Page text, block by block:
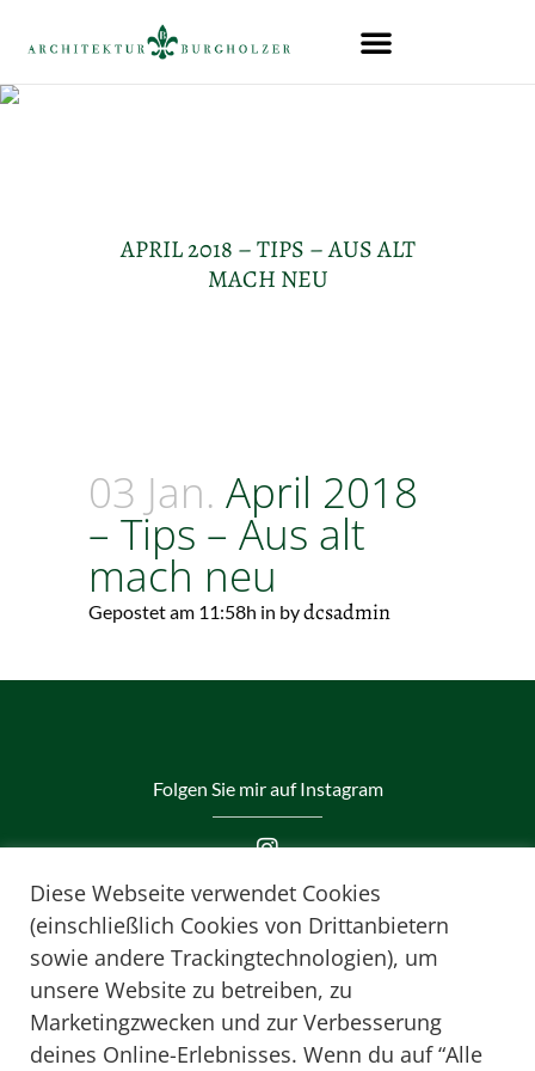
APRIL 2018 – TIPS – AUS ALT
MACH NEU
03 Jan. April 2018
– Tips – Aus alt
mach neu
Gepostet am 11:58h in bydcsadmin
Folgen Sie mir auf Instagram
Diese Webseite verwendet Cookies
(einschließlich Cookies von Drittanbietern
sowie andere Trackingtechnologien), um
unsere Website zu betreiben, zu
Marketingzwecken und zur Verbesserung
deines Online-Erlebnisses. Wenn du auf “Alle